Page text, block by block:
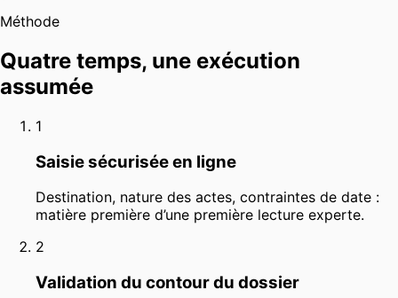
Méthode
Quatre temps, une exécution
assumée
1
Saisie sécurisée en ligne
Destination, nature des actes, contraintes de date :
matière première d’une première lecture experte.
2
Validation du contour du dossier